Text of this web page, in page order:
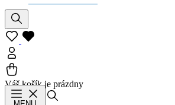
Váš košík je prázdny